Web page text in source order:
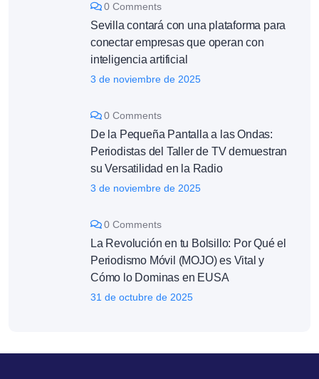
0 Comments
Sevilla contará con una plataforma para
conectar empresas que operan con
inteligencia artificial
3 de noviembre de 2025
0 Comments
De la Pequeña Pantalla a las Ondas:
Periodistas del Taller de TV demuestran
su Versatilidad en la Radio
3 de noviembre de 2025
0 Comments
La Revolución en tu Bolsillo: Por Qué el
Periodismo Móvil (MOJO) es Vital y
Cómo lo Dominas en EUSA
31 de octubre de 2025